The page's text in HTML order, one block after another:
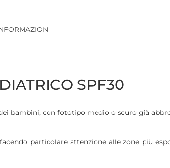
SPF30
bambini, con fototipo medio o scuro già
particolare attenzione alle zone più